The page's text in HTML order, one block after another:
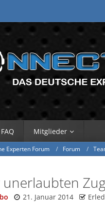
FAQ Mitglieder
Experten Forum Forum
unerlaubten
21. Januar 2014